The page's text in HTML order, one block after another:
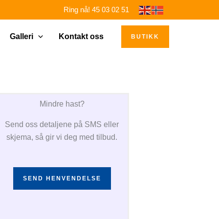
Ring nå! 45 03 02 51
Galleri Kontakt oss BUTIKK
Mindre hast?
Send oss detaljene på SMS eller
skjema, så gir vi deg med tilbud.
SEND HENVENDELSE